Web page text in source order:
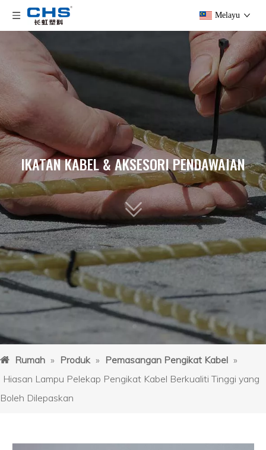
Melayu
IKATAN KABEL & AKSESORI PENDAWAIAN
Rumah » Produk » Pemasangan Pengikat Kabel »
Hiasan Lampu Pelekap Pengikat Kabel Berkualiti Tinggi yang
Boleh Dilepaskan